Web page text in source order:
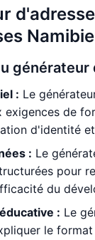
générateur
: Le
de
d'identité
: Le
pour
du
: Le
le